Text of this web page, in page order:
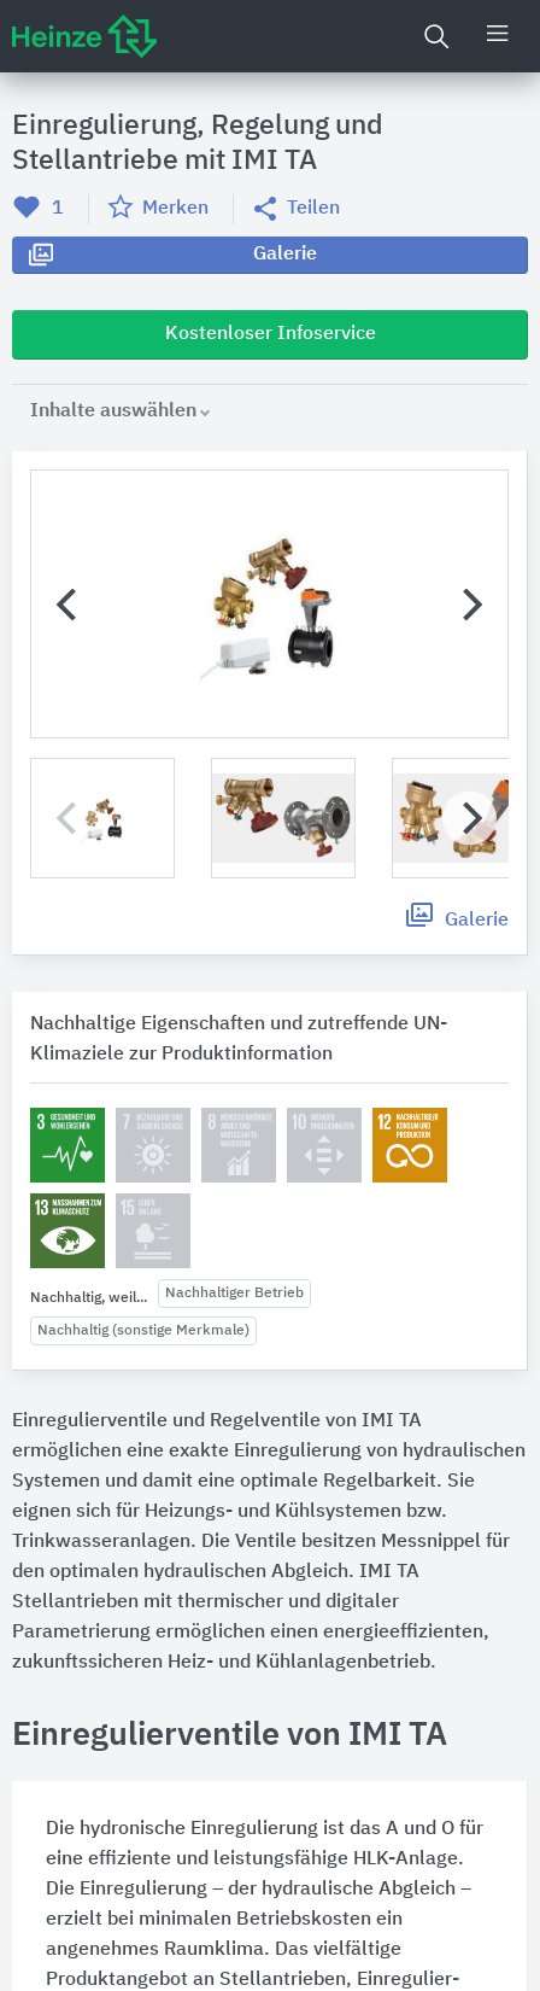
Einregulierung, Regelung und
Stellantriebe mit IMI TA
1 Merken Teilen
Galerie
Kostenloser Infoservice
Inhalte auswählen
Galerie
Nachhaltige Eigenschaften und zutreffende UN-
Klimaziele zur Produktinformation
Nachhaltig, weil... Nachhaltiger Betrieb
Nachhaltig (sonstige Merkmale)
Einregulierventile und Regelventile von IMI TA
ermöglichen eine exakte Einregulierung von hydraulischen
Systemen und damit eine optimale Regelbarkeit. Sie
eignen sich für Heizungs- und Kühlsystemen bzw.
Trinkwasseranlagen. Die Ventile besitzen Messnippel für
den optimalen hydraulischen Abgleich. IMI TA
Stellantrieben mit thermischer und digitaler
Parametrierung ermöglichen einen energieeffizienten,
zukunftssicheren Heiz- und Kühlanlagenbetrieb.
Einregulierventile von IMI TA
Die hydronische Einregulierung ist das A und O für
eine effiziente und leistungsfähige HLK-Anlage.
Die Einregulierung – der hydraulische Abgleich –
erzielt bei minimalen Betriebskosten ein
angenehmes Raumklima. Das vielfältige
Produktangebot an Stellantrieben, Einregulier-